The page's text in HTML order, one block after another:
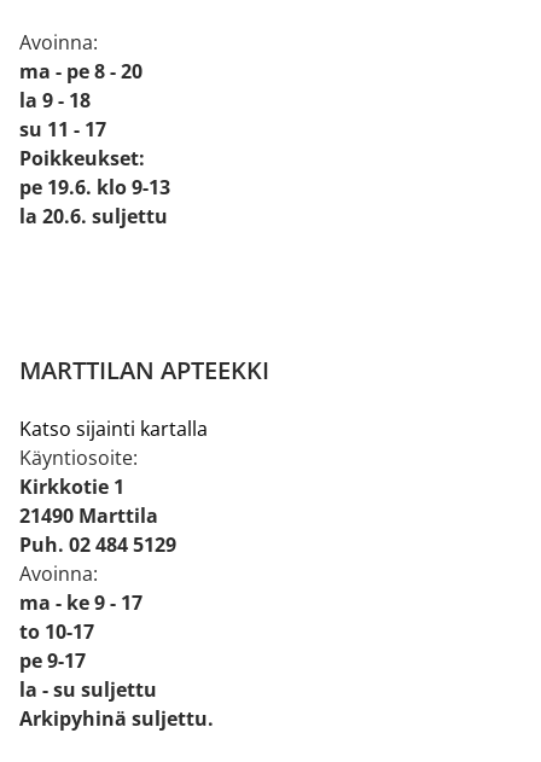
Avoinna:
ma - pe 8 - 20
la 9 - 18
su 11 - 17
Poikkeukset:
pe 19.6. klo 9-13
la 20.6. suljettu
MARTTILAN APTEEKKI
Katso sijainti kartalla
Käyntiosoite:
Kirkkotie 1
21490 Marttila
Puh. 02 484 5129
Avoinna:
ma - ke 9 - 17
to 10-17
pe 9-17
la - su suljettu
Arkipyhinä suljettu.